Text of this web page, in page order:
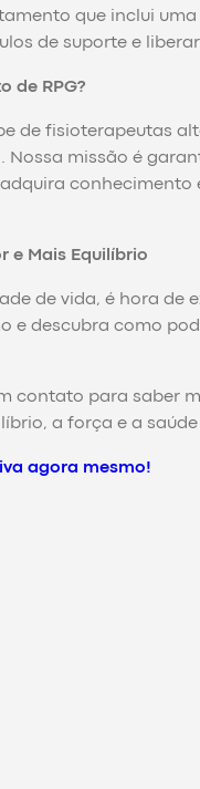
que inclui
de suporte e
de RPG?
de fisioterapeutas
missão é
e Mais Equilíbrio
de vida, é hora de
e descubra como
contato para saber
a força e a saúde
agora mesmo!